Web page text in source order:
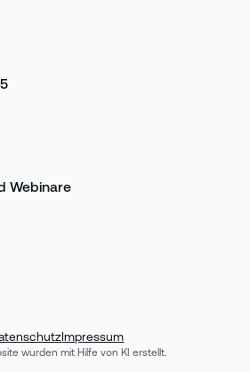
Webinare
Impressum
wurden mit Hilfe von KI erstellt.